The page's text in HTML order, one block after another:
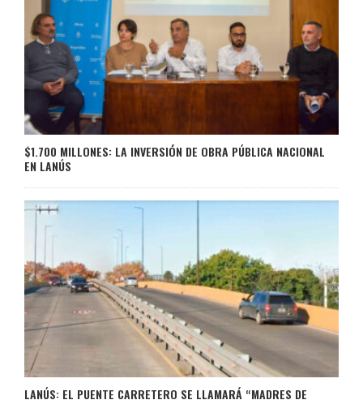
$1.700 MILLONES: LA INVERSIÓN DE OBRA PÚBLICA NACIONAL
EN LANÚS
LANÚS: EL PUENTE CARRETERO SE LLAMARÁ “MADRES DE